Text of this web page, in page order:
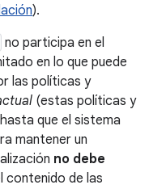
).
no participa en el
en lo que puede
las políticas y
(estas políticas y
que el sistema
mantener un
no debe
contenido de las